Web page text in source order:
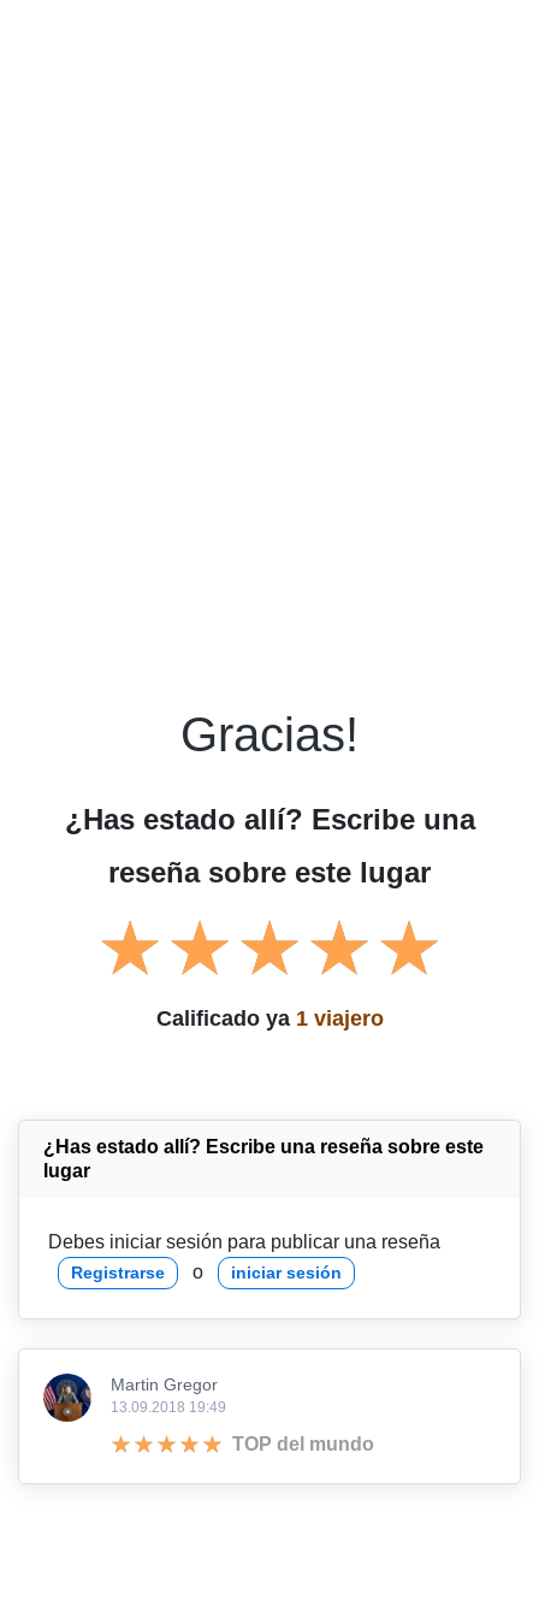
Gracias!
¿Has estado allí? Escribe una
reseña sobre este lugar
Calificado ya 1 viajero
¿Has estado allí? Escribe una reseña sobre este
lugar
Debes iniciar sesión para publicar una reseña
Registrarse o iniciar sesión
Martin Gregor
13.09.2018 19:49
TOP del mundo